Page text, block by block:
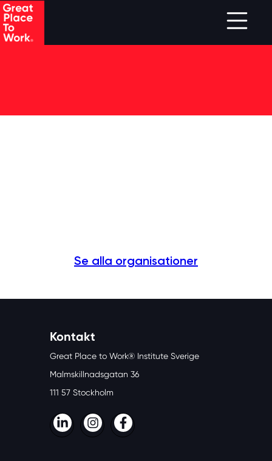
Skip to main content
Se alla organisationer
Kontakt
Great Place to Work® Institute Sverige
Malmskillnadsgatan 36
111 57 Stockholm